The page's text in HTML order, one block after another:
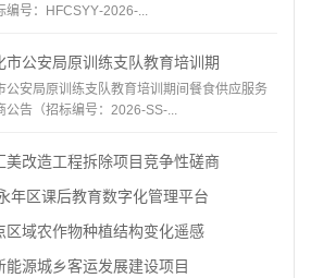
编号：HFCSYY‑2026‑...
市公安局原训练支队教育培训期
公安局原训练支队教育培训期间餐食供应服务
公告（招标编号：2026‑SS‑...
美改造工程拆除项目竞争性磋商
年区课后教育数字化管理平台
区域农作物种植结构变化遥感
能源城乡客运发展建设项目